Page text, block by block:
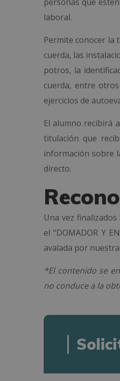
laboral.
Permite conocer la
cuerda, las
potros, la
cuerda, entre
ejercicios de
El alumno recibirá
titulación que
información sobre
directo.
Una vez
el “DOMADOR Y
avalada por nuestra
*El contenido se
no conduce a la